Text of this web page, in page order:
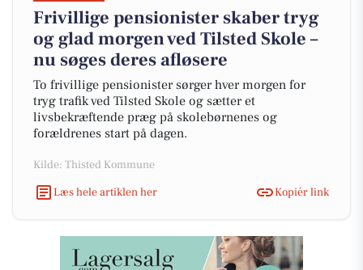
Frivillige pensionister skaber tryg
og glad morgen ved Tilsted Skole –
nu søges deres afløsere
To frivillige pensionister sørger hver morgen for
tryg trafik ved Tilsted Skole og sætter et
livsbekræftende præg på skolebørnenes og
forældrenes start på dagen.
Kilde: Thisted Kommune
Læs hele artiklen her
Kopiér link